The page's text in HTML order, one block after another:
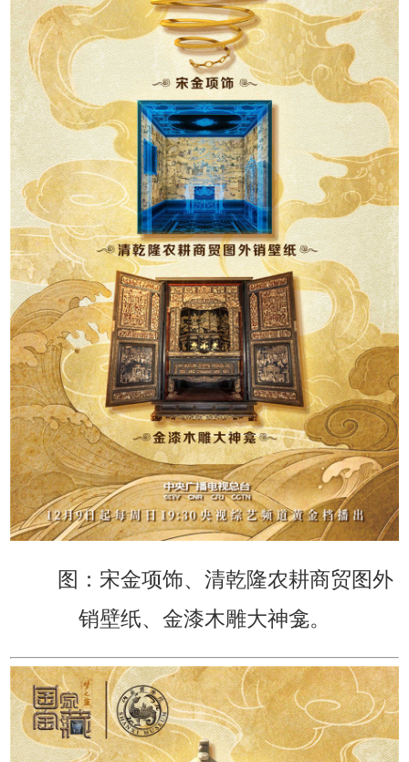
图：宋金项饰、清乾隆农耕商贸图外
销壁纸、金漆木雕大神龛。